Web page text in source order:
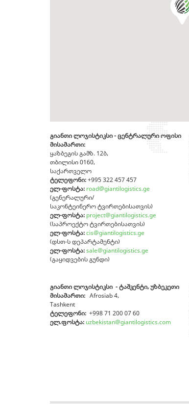
გიანთი ლოჯისტიკსი - ცენტრალური ოფისი
მისამართი:
ყაზბეგის გამზ. 12ბ,
თბილისი 0160,
საქართველო
ტელეფონი:+995 322 457 457
ელ-ფოსტა: road@giantilogistics.ge
(გენერალური/
საკონტეინერო ტვირთებისათვის)
ელ-ფოსტა: project@giantilogistics.ge
(საპროექტო ტვირთებისათვის)
ელ-ფოსტა:cis@giantilogistics.ge
(დსთ-ს დეპარტამენტი)
ელ-ფოსტა:sale@giantilogistics.ge
(გაყიდვების გუნდი)
გიანთი ლოჯისტიკსი - ტაშკენტი, უზბეკეთი
მისამართი: Afrosiab 4,
Tashkent
ტელეფონი: +998 71 200 07 60
ელ.ფოსტა: uzbekistan@giantilogistics.com